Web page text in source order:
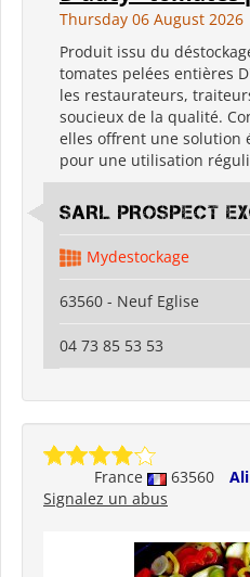
Thursday 06 August 2026
Produit issu du
tomates pelées entières
les restaurateurs,
soucieux de la qualité.
elles offrent une solution
pour une utilisation
SARL PROSPECT
Mydestockage
63560 - Neuf Eglise
04 73 85 53 53
France 63560
Signalez un abus